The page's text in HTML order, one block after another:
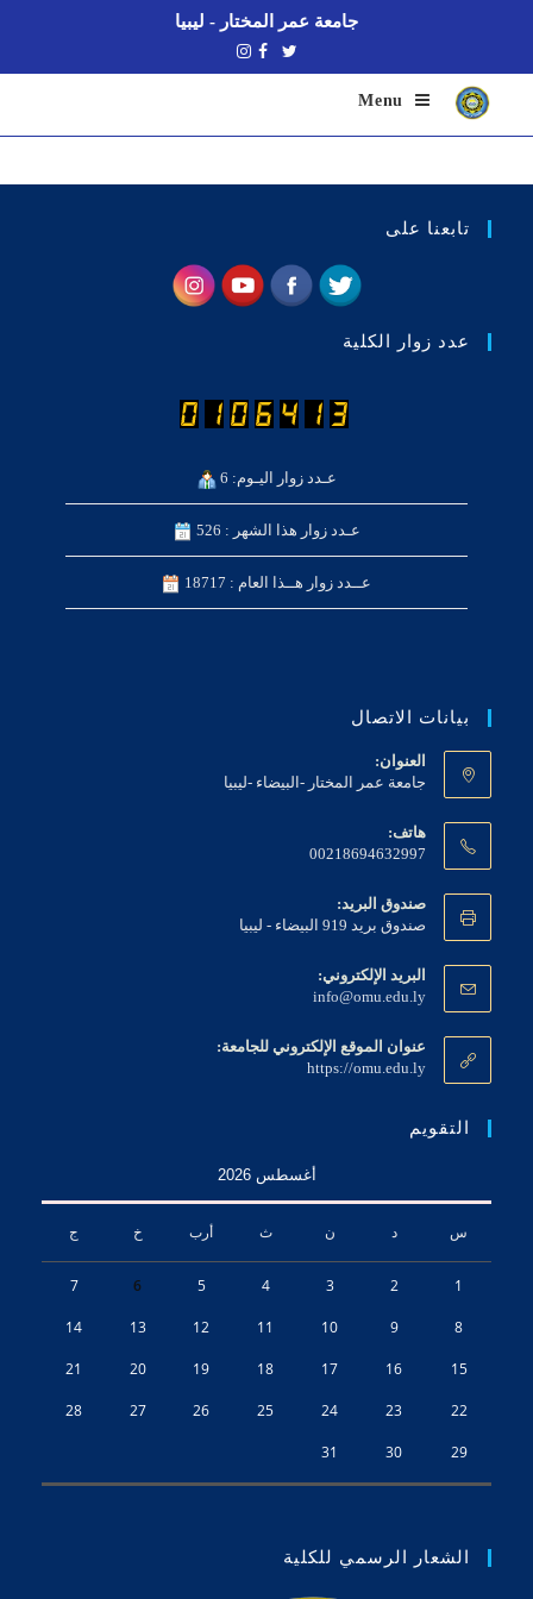
جامعة عمر المختار - ليبيا
Menu
تابعنا على
عدد زوار الكلية
عـدد زوار اليـوم: 6
عـدد زوار هذا الشهر : 526
عــدد زوار هــذا العام : 18717
بيانات الاتصال
العنوان:
جامعة عمر المختار -البيضاء -ليبيا
هاتف:
00218694632997
صندوق البريد:
صندوق بريد 919 البيضاء - ليبيا
البريد الإلكتروني:
info@omu.edu.ly
عنوان الموقع الإلكتروني للجامعة:
https://omu.edu.ly
التقويم
أغسطس 2026
س د ن ث أرب خ ج
1
2
3
4
5
6
7
8
9
10
11
12
13
14
15
16
17
18
19
20
21
22
23
24
25
26
27
28
29
30
31
الشعار الرسمي للكلية